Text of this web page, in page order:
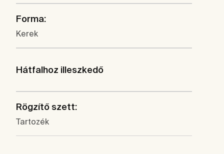
Forma:
Kerek
Hátfalhoz illeszkedő
Rögzítő szett:
Tartozék